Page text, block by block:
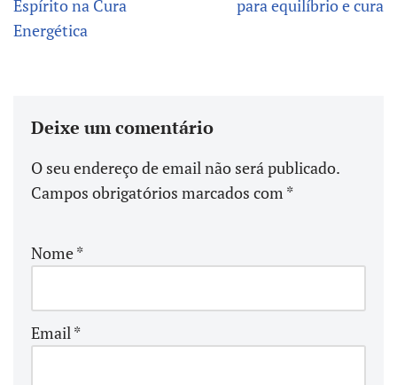
Espírito na Cura
Energética
para equilíbrio e cura
Deixe um comentário
O seu endereço de email não será publicado.
Campos obrigatórios marcados com *
Nome*
Email *